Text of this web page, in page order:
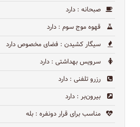
صبحانه : دارد
قهوه موج سوم : دارد
سیگار کشیدن : فضای مخصوص دارد
سرویس بهداشتی : دارد
رزرو تلفنی : دارد
بیرون‌بر : دارد
مناسب برای قرار دونفره : بله